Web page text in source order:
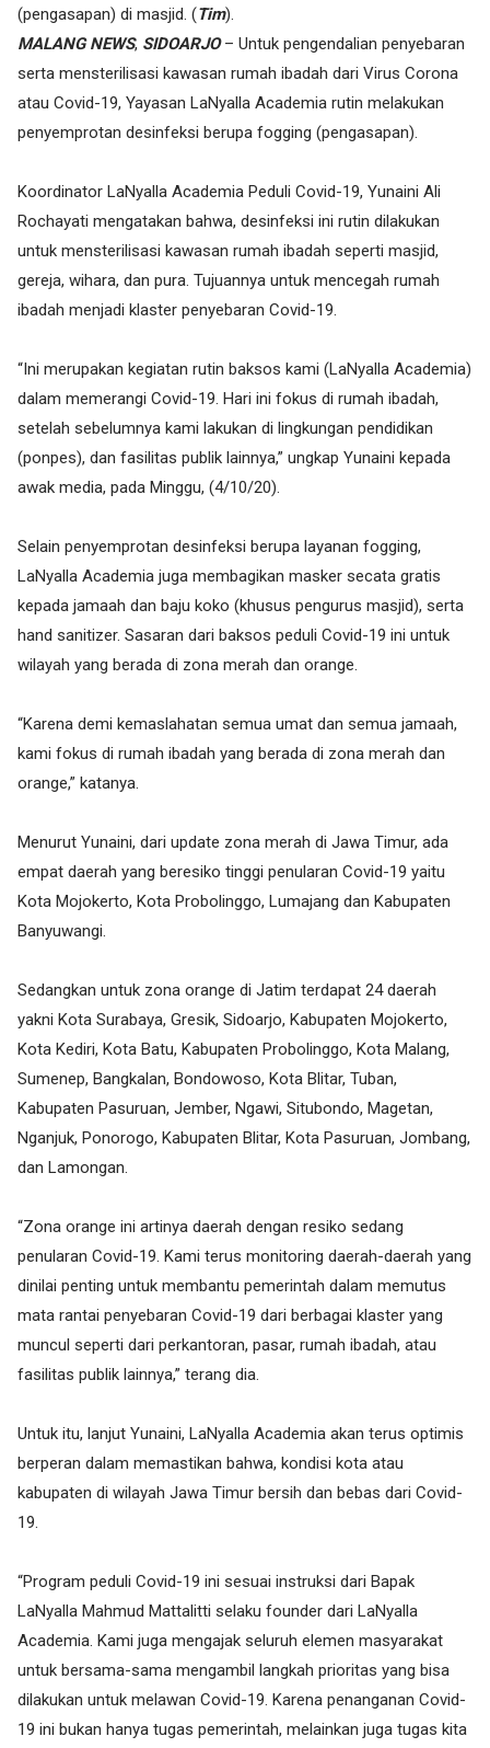
(pengasapan) di masjid. (Tim).
MALANG NEWS, SIDOARJO– Untuk pengendalian penyebaran
serta mensterilisasi kawasan rumah ibadah dari Virus Corona
atau Covid-19, Yayasan LaNyalla Academia rutin melakukan
penyemprotan desinfeksi berupa fogging (pengasapan).
Koordinator LaNyalla Academia Peduli Covid-19, Yunaini Ali
Rochayati mengatakan bahwa, desinfeksi ini rutin dilakukan
untuk mensterilisasi kawasan rumah ibadah seperti masjid,
gereja, wihara, dan pura. Tujuannya untuk mencegah rumah
ibadah menjadi klaster penyebaran Covid-19.
“Ini merupakan kegiatan rutin baksos kami (LaNyalla Academia)
dalam memerangi Covid-19. Hari ini fokus di rumah ibadah,
setelah sebelumnya kami lakukan di lingkungan pendidikan
(ponpes), dan fasilitas publik lainnya,” ungkap Yunaini kepada
awak media, pada Minggu, (4/10/20).
Selain penyemprotan desinfeksi berupa layanan fogging,
LaNyalla Academia juga membagikan masker secata gratis
kepada jamaah dan baju koko (khusus pengurus masjid), serta
hand sanitizer. Sasaran dari baksos peduli Covid-19 ini untuk
wilayah yang berada di zona merah dan orange.
“Karena demi kemaslahatan semua umat dan semua jamaah,
kami fokus di rumah ibadah yang berada di zona merah dan
orange,” katanya.
Menurut Yunaini, dari update zona merah di Jawa Timur, ada
empat daerah yang beresiko tinggi penularan Covid-19 yaitu
Kota Mojokerto, Kota Probolinggo, Lumajang dan Kabupaten
Banyuwangi.
Sedangkan untuk zona orange di Jatim terdapat 24 daerah
yakni Kota Surabaya, Gresik, Sidoarjo, Kabupaten Mojokerto,
Kota Kediri, Kota Batu, Kabupaten Probolinggo, Kota Malang,
Sumenep, Bangkalan, Bondowoso, Kota Blitar, Tuban,
Kabupaten Pasuruan, Jember, Ngawi, Situbondo, Magetan,
Nganjuk, Ponorogo, Kabupaten Blitar, Kota Pasuruan, Jombang,
dan Lamongan.
“Zona orange ini artinya daerah dengan resiko sedang
penularan Covid-19. Kami terus monitoring daerah-daerah yang
dinilai penting untuk membantu pemerintah dalam memutus
mata rantai penyebaran Covid-19 dari berbagai klaster yang
muncul seperti dari perkantoran, pasar, rumah ibadah, atau
fasilitas publik lainnya,” terang dia.
Untuk itu, lanjut Yunaini, LaNyalla Academia akan terus optimis
berperan dalam memastikan bahwa, kondisi kota atau
kabupaten di wilayah Jawa Timur bersih dan bebas dari Covid-
19.
“Program peduli Covid-19 ini sesuai instruksi dari Bapak
LaNyalla Mahmud Mattalitti selaku founder dari LaNyalla
Academia. Kami juga mengajak seluruh elemen masyarakat
untuk bersama-sama mengambil langkah prioritas yang bisa
dilakukan untuk melawan Covid-19. Karena penanganan Covid-
19 ini bukan hanya tugas pemerintah, melainkan juga tugas kita